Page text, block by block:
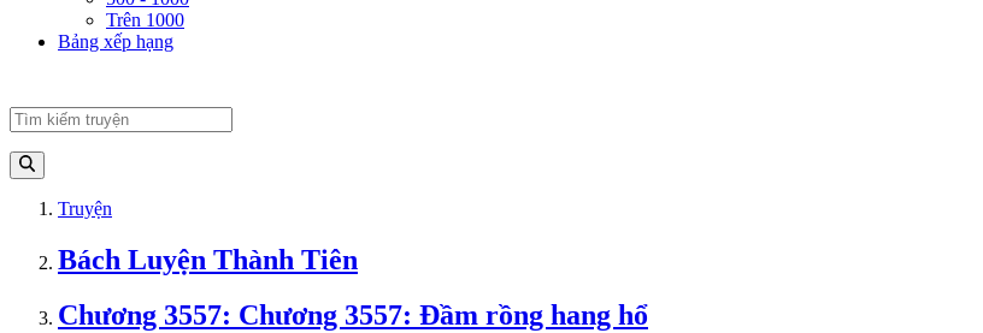
Trên 1000
Bảng xếp hạng
Truyện
Bách Luyện Thành Tiên
Chương 3557: Chương 3557: Đầm rồng hang hổ